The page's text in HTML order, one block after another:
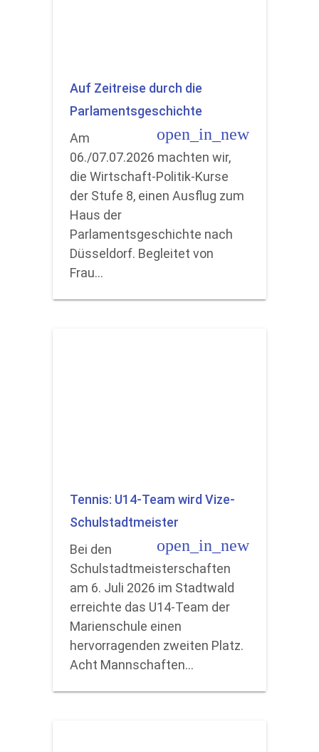
Auf Zeitreise durch die
Parlamentsgeschichte
open_in_new
Am
06./07.07.2026 machten wir,
die Wirtschaft-Politik-Kurse
der Stufe 8, einen Ausflug zum
Haus der
Parlamentsgeschichte nach
Düsseldorf. Begleitet von
Frau…
Tennis: U14-Team wird Vize-
Schulstadtmeister
open_in_new
Bei den
Schulstadtmeisterschaften
am 6. Juli 2026 im Stadtwald
erreichte das U14-Team der
Marienschule einen
hervorragenden zweiten Platz.
Acht Mannschaften…